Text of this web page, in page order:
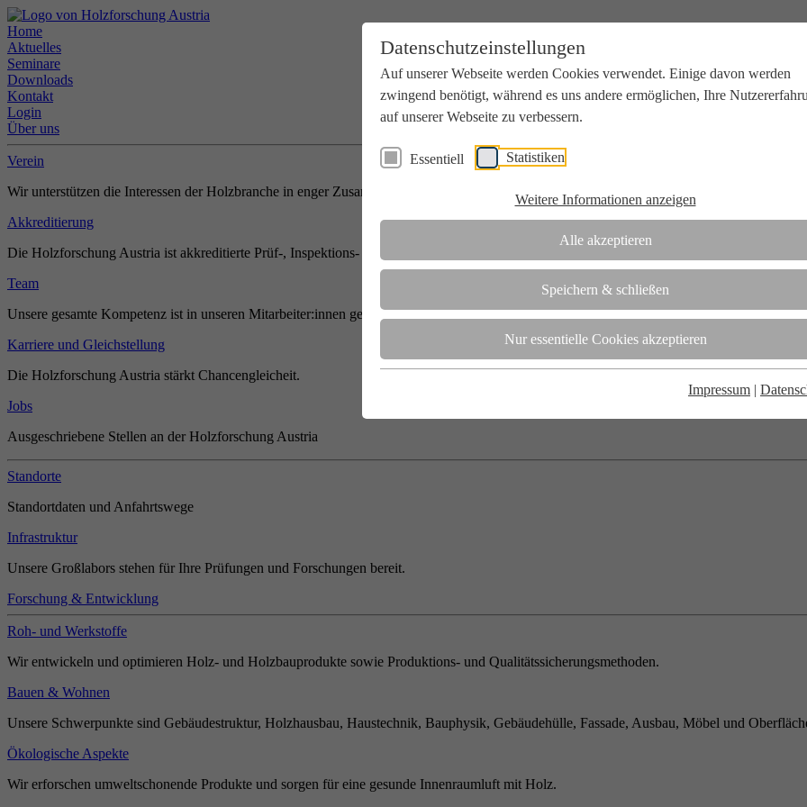
Datenschutzeinstellungen
Auf unserer Webseite werden Cookies verwendet. Einige davon werden
zwingend benötigt, während es uns andere ermöglichen, Ihre
auf unserer Webseite zu verbessern.
Essentiell Statistiken
Weitere Informationen anzeigen
Alle akzeptieren
Speichern & schließen
Nur essentielle Cookies akzeptieren
Impressum |
Home
Aktuelles
Seminare
Downloads
Kontakt
Login
Über uns
Verein
Wir unterstützen die Interessen der Holzbranche in enger Zusammenarbeit mit Wissenschaft und Wirtschaft.
Akkreditierung
Die Holzforschung Austria ist akkreditierte Prüf-, Inspektions- und Zertifizierungsstelle.
Team
Unsere gesamte Kompetenz ist in unseren Mitarbeiter:innen gebündelt
Karriere und Gleichstellung
Die Holzforschung Austria stärkt Chancengleicheit.
Jobs
Ausgeschriebene Stellen an der Holzforschung Austria
Standorte
Standortdaten und Anfahrtswege
Infrastruktur
Unsere Großlabors stehen für Ihre Prüfungen und Forschungen bereit.
Forschung & Entwicklung
Roh- und Werkstoffe
Wir entwickeln und optimieren Holz- und Holzbauprodukte sowie Produktions- und Qualitätssicherungsmethoden.
Bauen & Wohnen
Unsere Schwerpunkte sind Gebäudestruktur, Holzhausbau, Haustechnik, Bauphysik, Gebäudehülle, Fassade, Ausbau, Möbel und
Ökologische Aspekte
Wir erforschen umweltschonende Produkte und sorgen für eine gesunde Innenraumluft mit Holz.